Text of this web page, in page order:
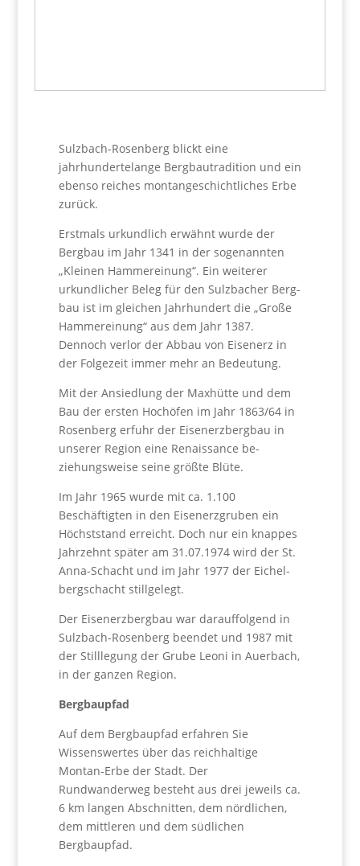
Sulzbach-Rosenberg blickt eine
jahrhundertelange Bergbautradition und ein
ebenso reiches montange­schichtliches Erbe
zurück.
Erstmals urkundlich erwähnt wurde der
Bergbau im Jahr 1341 in der sogenannten
„Kleinen Hammereinung“. Ein weiterer
urkundlicher Beleg für den Sulzbacher Berg­
bau ist im gleichen Jahrhundert die „Große
Hammerei­nung“ aus dem Jahr 1387.
Dennoch verlor der Abbau von Eisenerz in
der Folgezeit immer mehr an Bedeutung.
Mit der Ansiedlung der Maxhütte und dem
Bau der er­sten Hochöfen im Jahr 1863/64 in
Rosenberg erfuhr der Eisenerzbergbau in
unserer Region eine Renaissance be­
ziehungsweise seine größte Blüte.
Im Jahr 1965 wurde mit ca. 1.100
Beschäftigten in den Eisenerzgruben ein
Höchststand erreicht. Doch nur ein knappes
Jahrzehnt später am 31.07.1974 wird der St.
Anna-Schacht und im Jahr 1977 der Eichel­
bergschacht stillgelegt.
Der Eisenerzbergbau war darauffolgend in
Sulzbach-Ro­senberg beendet und 1987 mit
der Stilllegung der Grube Leoni in Auerbach,
in der ganzen Region.
Bergbaupfad
Auf dem Bergbaupfad erfahren Sie
Wissenswertes über das reichhaltige
Montan-Erbe der Stadt. Der
Rundwanderweg besteht aus drei jeweils ca.
6 km langen Abschnitten, dem nördlichen,
dem mittleren und dem südlichen
Bergbaupfad.